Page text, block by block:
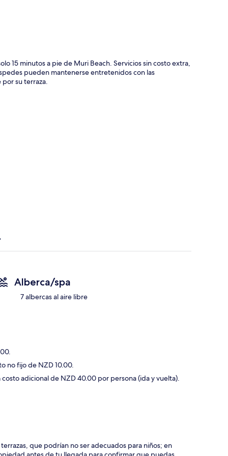
15 minutos a pie de Muri Beach. Servicios sin costo extra,
pueden mantenerse entretenidos con las
su terraza.
Alberca/spa
7 albercas al aire libre
no fijo de NZD 10.00.
adicional de NZD 40.00 por persona (ida y vuelta).
que podrían no ser adecuados para niños; en